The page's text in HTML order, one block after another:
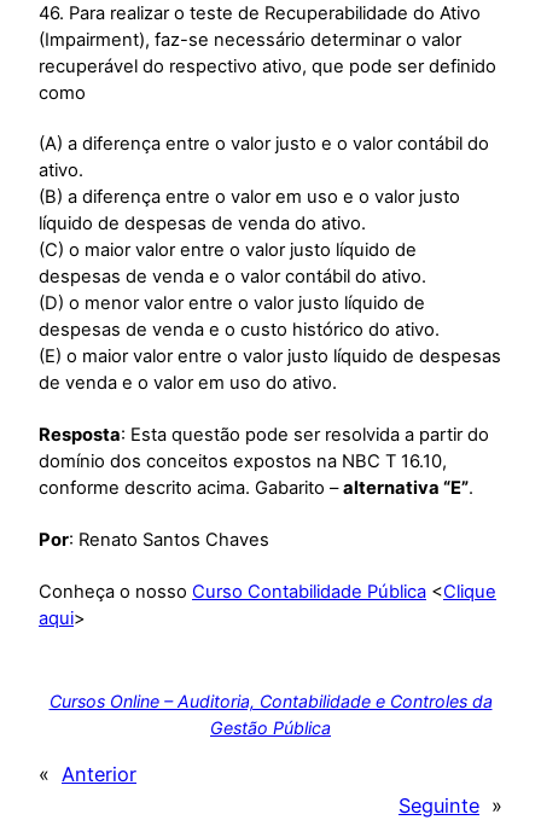
46. Para realizar o teste de Recuperabilidade do Ativo
(Impairment), faz-se necessário determinar o valor
recuperável do respectivo ativo, que pode ser definido
como
(A) a diferença entre o valor justo e o valor contábil do
ativo.
(B) a diferença entre o valor em uso e o valor justo
líquido de despesas de venda do ativo.
(C) o maior valor entre o valor justo líquido de
despesas de venda e o valor contábil do ativo.
(D) o menor valor entre o valor justo líquido de
despesas de venda e o custo histórico do ativo.
(E) o maior valor entre o valor justo líquido de despesas
de venda e o valor em uso do ativo.
Resposta: Esta questão pode ser resolvida a partir do
domínio dos conceitos expostos na NBC T 16.10,
conforme descrito acima. Gabarito –alternativa “E”.
Por: Renato Santos Chaves
Conheça o nosso Curso Contabilidade Pública <Clique
aqui>
Cursos Online – Auditoria, Contabilidade e Controles da
Gestão Pública
« Anterior
Seguinte »